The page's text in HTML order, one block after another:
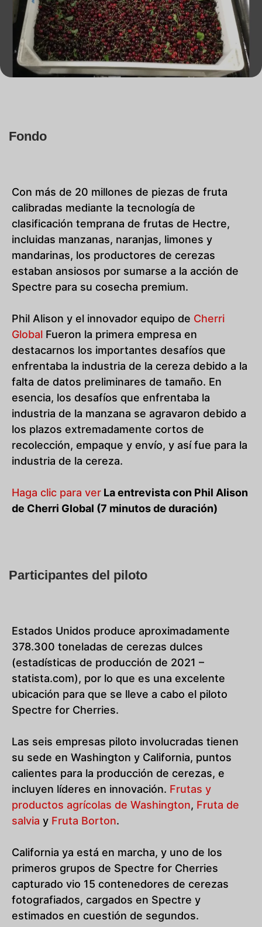
Fondo
Con más de 20 millones de piezas de fruta
calibradas mediante la tecnología de
clasificación temprana de frutas de Hectre,
incluidas manzanas, naranjas, limones y
mandarinas, los productores de cerezas
estaban ansiosos por sumarse a la acción de
Spectre para su cosecha premium.
Phil Alison y el innovador equipo de Cherri
Global Fueron la primera empresa en
destacarnos los importantes desafíos que
enfrentaba la industria de la cereza debido a la
falta de datos preliminares de tamaño. En
esencia, los desafíos que enfrentaba la
industria de la manzana se agravaron debido a
los plazos extremadamente cortos de
recolección, empaque y envío, y así fue para la
industria de la cereza.
Haga clic para ver La entrevista con Phil Alison
de Cherri Global (7 minutos de duración)
Participantes del piloto
Estados Unidos produce aproximadamente
378.300 toneladas de cerezas dulces
(estadísticas de producción de 2021 –
statista.com), por lo que es una excelente
ubicación para que se lleve a cabo el piloto
Spectre for Cherries.
Las seis empresas piloto involucradas tienen
su sede en Washington y California, puntos
calientes para la producción de cerezas, e
incluyen líderes en innovación. Frutas y
productos agrícolas de Washington, Fruta de
salvia y Fruta Borton.
California ya está en marcha, y uno de los
primeros grupos de Spectre for Cherries
capturado vio 15 contenedores de cerezas
fotografiados, cargados en Spectre y
estimados en cuestión de segundos.